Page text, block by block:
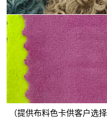
（提供布料色卡供客户选